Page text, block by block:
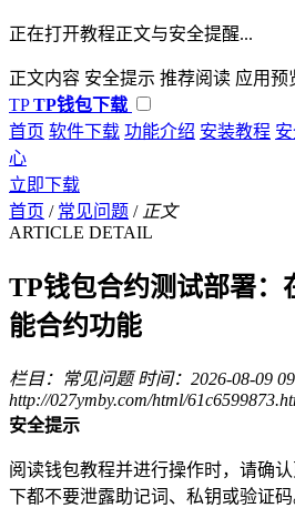
正在打开教程正文与安全提醒...
正文内容 安全提示 推荐阅读 应用预
TP TP钱包下载
首页 软件下载 功能介绍 安装教程
心
立即下载
首页 / 常见问题 / 正文
ARTICLE DETAIL
TP钱包合约测试部署：
能合约功能
栏目：常见问题 时间：2026-08-09
http://027ymby.com/html/
安全提示
阅读钱包教程并进行操作时，请确
下都不要泄露助记词、私钥或验证码